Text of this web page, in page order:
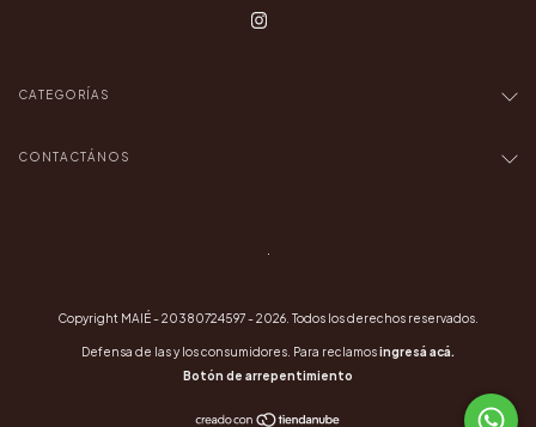
CATEGORÍAS
CONTACTÁNOS
.
Copyright MAIÉ - 20380724597 - 2026. Todos los derechos reservados.
Defensa de las y los consumidores. Para reclamosingresá acá.
Botón de arrepentimiento